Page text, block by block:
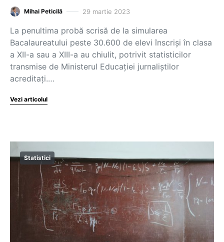
Mihai Peticilă 29 martie 2023
La penultima probă scrisă de la simularea
Bacalaureatului peste 30.600 de elevi înscriși în clasa
a XII-a sau a XIII-a au chiulit, potrivit statisticilor
transmise de Ministerul Educației jurnaliștilor
acreditați.…
Vezi articolul
Statistici